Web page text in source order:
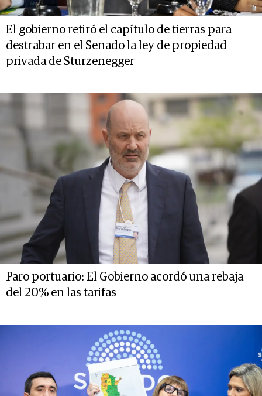
El gobierno retiró el capítulo de tierras para
destrabar en el Senado la ley de propiedad
privada de Sturzenegger
Paro portuario: El Gobierno acordó una rebaja
del 20% en las tarifas